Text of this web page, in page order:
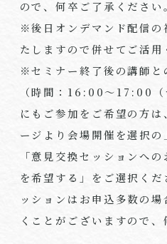
ので、何卒ご了承ください
※後日オンデマンド配信
たしますので併せてご活用
※セミナー終了後の講師と
（時間：16:00～17:00（
にもご参加をご希望の方
ージより会場開催を選択
「意見交換セッションへ
を希望する」をご選択く
ッションはお申込多数の
くことがございますので、